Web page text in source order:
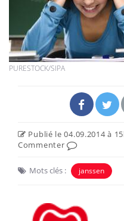
PURESTOCK/SIPA
Publié le 04.09.2014 à
Commenter
Mots clés : janssen